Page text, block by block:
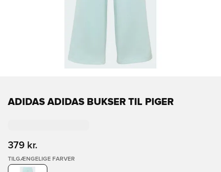
ADIDAS ADIDAS BUKSER TIL PIGER
379 kr.
TILGÆNGELIGE FARVER